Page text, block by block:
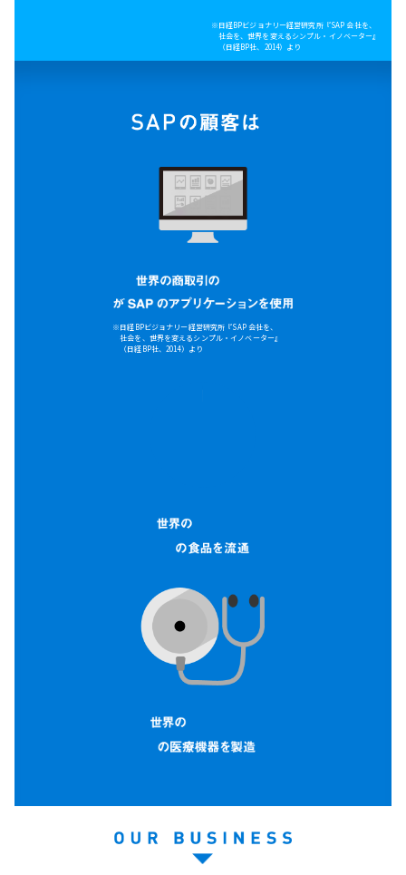
※日経BPビジョナリー経営研究所『SAP 会社を、
社会を、世界を変えるシンプル・イノベーター』
（日経BP社、2014）より
※日経BPビジョナリー経営研究所『SAP 会社を、
社会を、世界を変えるシンプル・イノベーター』
（日経BP社、2014）より